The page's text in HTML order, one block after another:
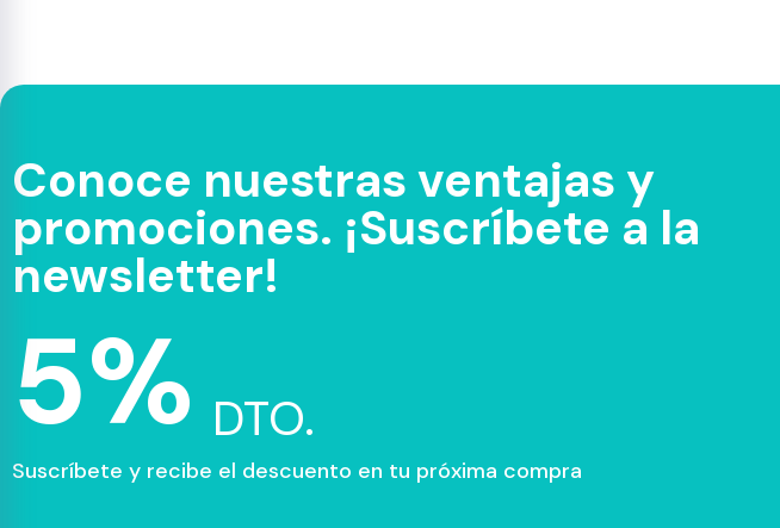
Conoce nuestras ventajas y
promociones. ¡Suscríbete a la
newsletter!
5% DTO.
Suscríbete y recibe el descuento en tu próxima compra